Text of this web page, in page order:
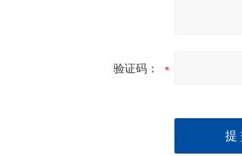
验证码：